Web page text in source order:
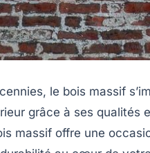
le bois massif
grâce à ses
massif offre une